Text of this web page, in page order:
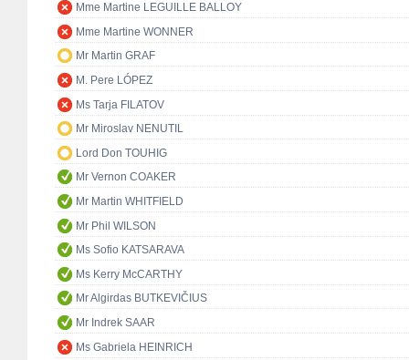
Mme Martine LEGUILLE BALLOY
Mme Martine WONNER
Mr Martin GRAF
M. Pere LÓPEZ
Ms Tarja FILATOV
Mr Miroslav NENUTIL
Lord Don TOUHIG
Mr Vernon COAKER
Mr Martin WHITFIELD
Mr Phil WILSON
Ms Sofio KATSARAVA
Ms Kerry McCARTHY
Mr Algirdas BUTKEVIČIUS
Mr Indrek SAAR
Ms Gabriela HEINRICH